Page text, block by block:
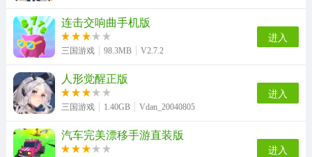
连击交响曲手机版
三国游戏 98.3MB V2.7.2
进入
人形觉醒正版
三国游戏 1.40GB Vdan_20040805
进入
汽车完美漂移手游直装版
进入